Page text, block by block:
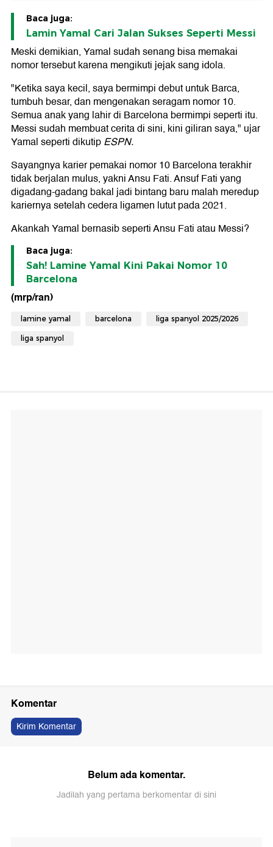
Baca juga:
Lamin Yamal Cari Jalan Sukses Seperti Messi
Meski demikian, Yamal sudah senang bisa memakai
nomor tersebut karena mengikuti jejak sang idola.
"Ketika saya kecil, saya bermimpi debut untuk Barca,
tumbuh besar, dan mengenakan seragam nomor 10.
Semua anak yang lahir di Barcelona bermimpi seperti itu.
Messi sudah membuat cerita di sini, kini giliran saya," ujar
Yamal seperti dikutipESPN.
Sayangnya karier pemakai nomor 10 Barcelona terakhir
tidak berjalan mulus, yakni Ansu Fati. Ansuf Fati yang
digadang-gadang bakal jadi bintang baru malah meredup
kariernya setelah cedera ligamen lutut pada 2021.
Akankah Yamal bernasib seperti Ansu Fati atau Messi?
Baca juga:
Sah! Lamine Yamal Kini Pakai Nomor 10
Barcelona
(mrp/ran)
lamine yamal barcelona liga spanyol 2025/2026
liga spanyol
Komentar
Kirim Komentar
Belum ada komentar.
Jadilah yang pertama berkomentar di sini